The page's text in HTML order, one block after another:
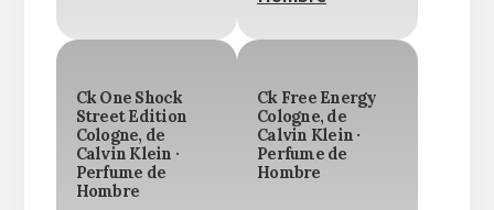
Ck One Shock
Street Edition
Cologne, de
Calvin Klein ·
Perfume de
Hombre
Ck Free Energy
Cologne, de
Calvin Klein ·
Perfume de
Hombre